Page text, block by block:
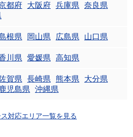
都府 大阪府 兵庫県
奈良県
根県 岡山県 広島県 山口県
川県 愛媛県 高知県
賀県 長崎県 熊本県
大分県
鹿児島県 沖縄県
対応エリア一覧を見る